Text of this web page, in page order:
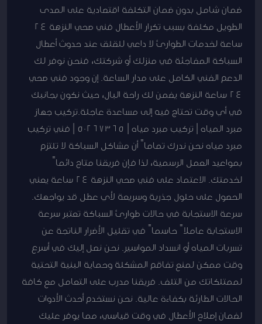
ضمان شامل بدون ضمان التكلفة اقتصادية على المدى
الطويل مكلفة بسبب تكرار الأعطال فني صحي النزهة 24
ساعة لخدمات الطوارئ لا داعي للقلق عند حدوث أعطال
السباكة المفاجئة في منزلك أو شركتك، فنحن نوفر لك
الدعم الفني الكامل على مدار الساعة. إن وجود فني صحي
24 ساعة النزهة يضمن لك راحة البال، حيث نكون بجانبك
في أي وقت تحتاج فيه إلى مساعدة عاجلة.تركيب جهاز
مبرد المياه | تركيب مبرد مياه | 50267365 | فني تركيب
مبرد مياه نحن ندرك تماماً أن مشاكل السباكة لا تلتزم
بمواعيد العمل الرسمية، لذا فإن فريقنا متاح دائماً
لخدمتك. الاعتماد على فني صحي النزهة 24 ساعة يعني
الحصول على حلول جذرية وسريعة لأي عطل قد يواجهك.
سرعة الاستجابة في حالات طوارئ السباكة تعتبر سرعة
الاستجابة عاملاً حاسماً في تقليل الأضرار الناتجة عن
تسربات المياه أو انسداد المواسير. نحن نصل إليك في أسرع
وقت ممكن لمنع تفاقم المشكلة وحماية البنية التحتية
لممتلكاتك من التلف. فريقنا مدرب على التعامل مع كافة
الحالات الطارئة بكفاءة عالية. نحن نستخدم أحدث الأدوات
لضمان إصلاح الأعطال في وقت قياسي، مما يوفر عليك